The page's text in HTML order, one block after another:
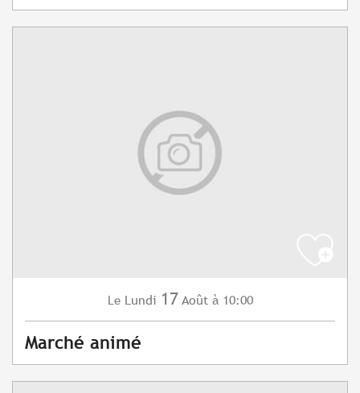
Le Lundi 17 Août à 10:00
Marché animé